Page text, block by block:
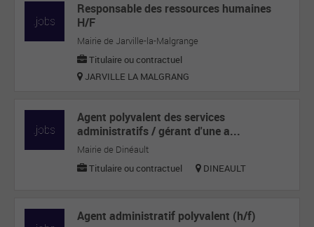
Responsable des ressources humaines
H/F
Mairie de Jarville-la-Malgrange
Titulaire ou contractuel
JARVILLE LA MALGRANG
Agent polyvalent des services
administratifs / gérant d'une a...
Mairie de Dinéault
Titulaire ou contractuel
DINEAULT
Agent administratif polyvalent (h/f)